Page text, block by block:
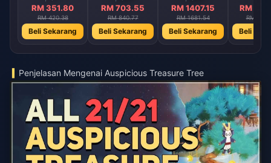
RM 351.80
RM 420.38
Beli Sekarang
RM 703.55
RM 840.77
Beli Sekarang
RM 1407.15
RM 1681.54
Beli Sekarang
RM
RM
Beli
Penjelasan Mengenai Auspicious Treasure Tree